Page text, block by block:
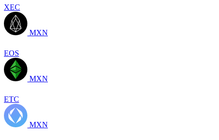
XEC
MXN
EOS
MXN
ETC
MXN